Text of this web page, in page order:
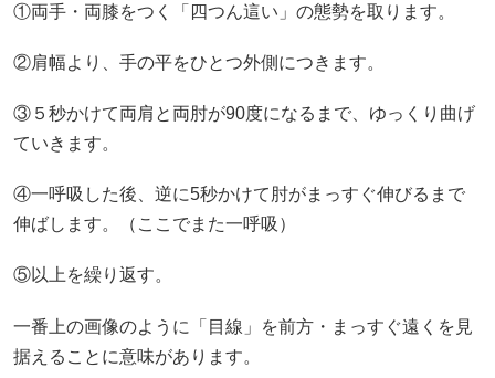
①両手・両膝をつく「四つん這い」の態勢を取ります。
②肩幅より、手の平をひとつ外側につきます。
③５秒かけて両肩と両肘が90度になるまで、ゆっくり曲げ
ていきます。
④一呼吸した後、逆に5秒かけて肘がまっすぐ伸びるまで
伸ばします。（ここでまた一呼吸）
⑤以上を繰り返す。
一番上の画像のように「目線」を前方・まっすぐ遠くを見
据えることに意味があります。